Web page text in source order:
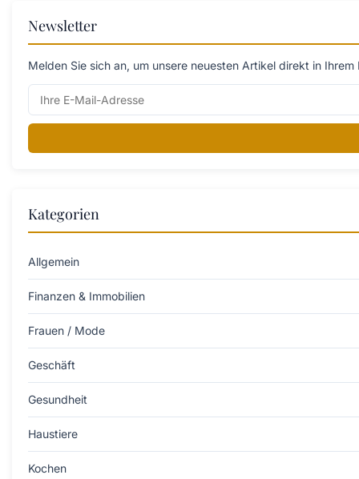
Newsletter
Melden Sie sich an, um unsere neuesten Artikel direkt in
Kategorien
Allgemein
Finanzen & Immobilien
Frauen / Mode
Geschäft
Gesundheit
Haustiere
Kochen